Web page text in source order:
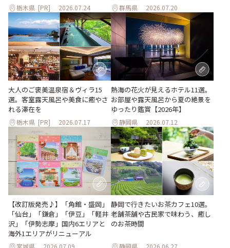
栃木県 [PR] 2026.07.24 群馬県 2026.07.20
大人のご褒美温泉宿＆ヴィラ15
選。客室露天風呂や美食に癒やさ
れる滞在を
栃木県 [PR] 2026.07.17
熱海の花火が見えるホテル11選。
お部屋や露天風呂から夏の絶景を
ゆったり鑑賞【2026年】
静岡県 2026.07.12
【改訂版発売♪】「角館・盛岡」
「仙台」「鎌倉」「伊豆」「軽井
沢」「伊勢志摩」国内6エリアと
海外1エリアがリニューアル
静岡で行きたいお茶カフェ10選。
老舗茶舗や古民家で味わう、癒し
のお茶時間